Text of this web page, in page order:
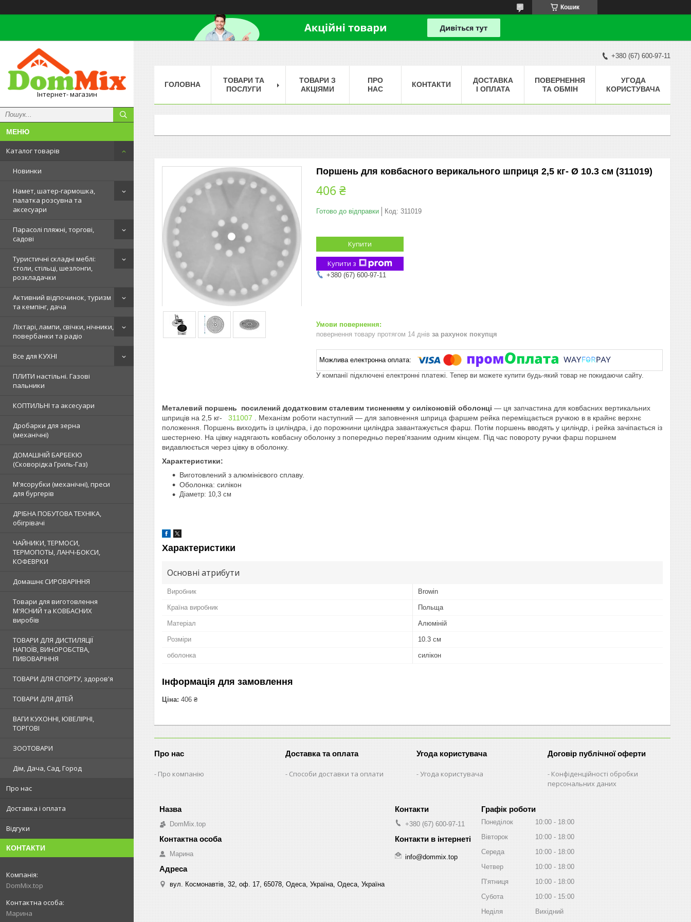
Кошик
Інтернет- магазин
Каталог товарів
Новинки
Намет, шатер-гармошка,
палатка розсувна та
аксесуари
Парасолі пляжні, торгові,
садові
Туристичні складні меблі:
столи, стільці, шезлонги,
розкладачки
Активний відпочинок, туризм
та кемпінг, дача
Ліхтарі, лампи, свічки, нічники,
повербанки та радіо
Все для КУХНІ
ПЛИТИ настільні. Газові
пальники
КОПТИЛЬНІ та аксесуари
Дробарки для зерна
(механічні)
ДОМАШНІЙ БАРБЕКЮ
(Сковорідка Гриль-Газ)
М'ясорубки (механічні), преси
для бургерів
ДРІБНА ПОБУТОВА ТЕХНІКА,
обігрівачі
ЧАЙНИКИ, ТЕРМОСИ,
ТЕРМОПОТЫ, ЛАНЧ-БОКСИ,
КОФЕВРКИ
Домашнє СИРОВАРІННЯ
Товари для виготовлення
М'ЯСНИЙ та КОВБАСНИХ
виробів
ТОВАРИ ДЛЯ ДИСТИЛЯЦІЇ
НАПОЇВ, ВИНОРОБСТВА,
ПИВОВАРІННЯ
ТОВАРИ ДЛЯ СПОРТУ, здоров'я
ТОВАРИ ДЛЯ ДІТЕЙ
ВАГИ КУХОННІ, ЮВЕЛІРНІ,
ТОРГОВІ
ЗООТОВАРИ
Дім, Дача, Сад, Город
Про нас
Доставка і оплата
Відгуки
КОНТАКТИ
DomMix.top
Марина
+380 (67) 600-97-11
ГОЛОВНА
ТОВАРИ ТА
ПОСЛУГИ
ТОВАРИ З
АКЦІЯМИ
ПРО
НАС
КОНТАКТИ
ДОСТАВКА
І ОПЛАТА
ПОВЕРНЕННЯ
ТА ОБМІН
УГОДА
КОРИСТУВАЧА
Поршень для ковбасного верикального шприця 2,5 кг- Ø 10.3 см (311019)
406 ₴
Готово до відправки Код: 311019
Купити
Купити з
+380 (67) 600-97-11
повернення товару протягом 14 днів за рахунок покупця
У компанії підключені електронні платежі. Тепер ви можете купити будь-який товар не покидаючи сайту.
Металевий поршень посилений додатковим сталевим тисненням у силіконовій оболонці — ця запчастина для ковбасних вертикальних
шприців на 2,5 кг- 311007 . Механізм роботи наступний — для заповнення шприца фаршем рейка переміщається ручкою в в крайнє верхнє
положення. Поршень виходить із циліндра, і до порожнини циліндра завантажується фарш. Потім поршень вводять у циліндр, і рейка зачіпається із
шестернею. На цівку надягають ковбасну оболонку з попередньо перев'язаним одним кінцем. Під час повороту ручки фарш поршнем
видавлюється через цівку в оболонку.
Характеристики:
Виготовлений з алюмінієвого сплаву.
Оболонка: силікон
Діаметр: 10,3 см
Характеристики
Основні атрибути
Виробник Browin
Країна виробник Польща
Матеріал Алюміній
Розміри 10.3 cм
оболонка силікон
Інформація для замовлення
Ціна: 406 ₴
Про нас
Про компанію
Доставка та оплата
Способи доставки та оплати
Угода користувача
Угода користувача
Договір публічної оферти
Конфіденційності обробки
персональних даних
DomMix.top
Марина
вул. Космонавтів, 32, оф. 17, 65078, Одеса, Україна, Одеса, Україна
+380 (67) 600-97-11
info@dommix.top
Графік роботи
Понеділок 10:00
18:00
Вівторок
10:00
18:00
Середа
10:00
18:00
Четвер
10:00
18:00
Пʼятниця
10:00
18:00
Субота
10:00
15:00
Неділя
Вихідний